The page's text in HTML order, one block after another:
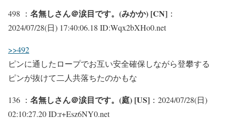
498 ： 名無しさん＠涙目です。(みかか) [CN] ：
2024/07/28(日) 17:40:06.18 ID:Wqx2bXHo0.net
>>492
ピンに通したロープでお互い安全確保しながら登攀する
ピンが抜けて二人共落ちたのかもな
136 ： 名無しさん＠涙目です。(庭) [US] ：2024/07/28(日)
02:10:27.20 ID:r+Esz6NY0.net